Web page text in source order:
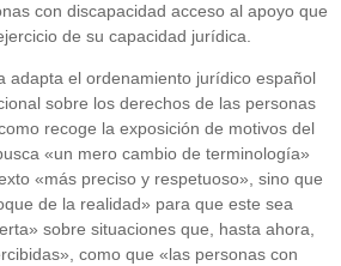
con discapacidad acceso al apoyo que
de su capacidad jurídica.
adapta el ordenamiento jurídico español
sobre los derechos de las personas
recoge la exposición de motivos del
«un mero cambio de terminología»
«más preciso y respetuoso», sino que
de la realidad» para que este sea
sobre situaciones que, hasta ahora,
como que «las personas con